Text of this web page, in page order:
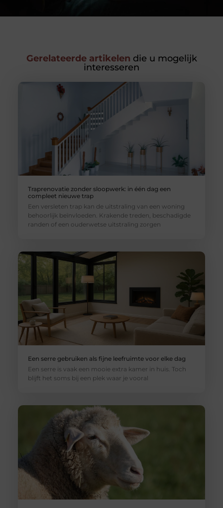
Gerelateerde artikelen die u mogelijk
interesseren
Traprenovatie zonder sloopwerk: in één dag een
compleet nieuwe trap
Een versleten trap kan de uitstraling van een woning
behoorlijk beïnvloeden. Krakende treden, beschadigde
randen of een ouderwetse uitstraling zorgen
Een serre gebruiken als fijne leefruimte voor elke dag
Een serre is vaak een mooie extra kamer in huis. Toch
blijft het soms bij een plek waar je vooral